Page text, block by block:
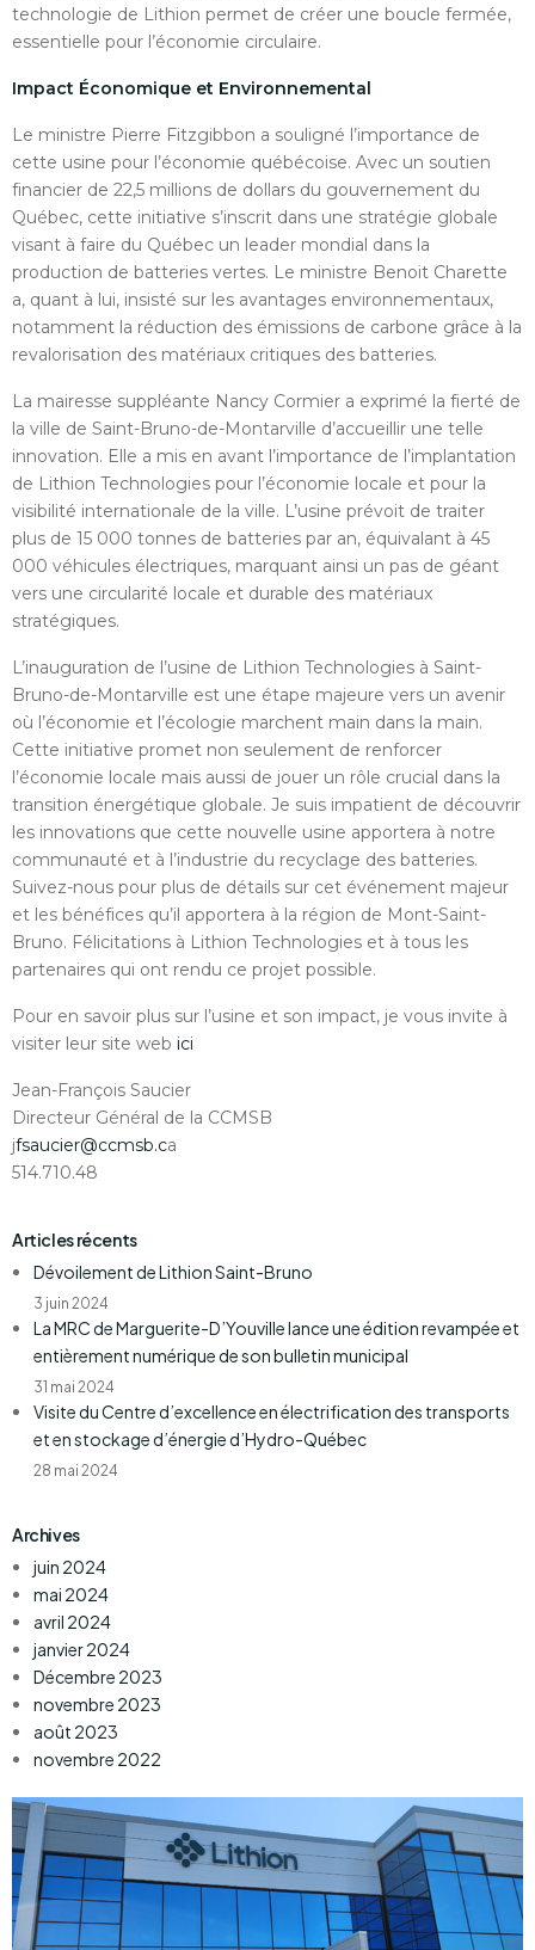
technologie de Lithion permet de créer une boucle fermée,
essentielle pour l’économie circulaire.
Impact Économique et Environnemental
Le ministre Pierre Fitzgibbon a souligné l’importance de
cette usine pour l’économie québécoise. Avec un soutien
financier de 22,5 millions de dollars du gouvernement du
Québec, cette initiative s’inscrit dans une stratégie globale
visant à faire du Québec un leader mondial dans la
production de batteries vertes. Le ministre Benoit Charette
a, quant à lui, insisté sur les avantages environnementaux,
notamment la réduction des émissions de carbone grâce à la
revalorisation des matériaux critiques des batteries.
La mairesse suppléante Nancy Cormier a exprimé la fierté de
la ville de Saint-Bruno-de-Montarville d’accueillir une telle
innovation. Elle a mis en avant l’importance de l’implantation
de Lithion Technologies pour l’économie locale et pour la
visibilité internationale de la ville. L’usine prévoit de traiter
plus de 15 000 tonnes de batteries par an, équivalant à 45
000 véhicules électriques, marquant ainsi un pas de géant
vers une circularité locale et durable des matériaux
stratégiques.
L’inauguration de l’usine de Lithion Technologies à Saint-
Bruno-de-Montarville est une étape majeure vers un avenir
où l’économie et l’écologie marchent main dans la main.
Cette initiative promet non seulement de renforcer
l’économie locale mais aussi de jouer un rôle crucial dans la
transition énergétique globale. Je suis impatient de découvrir
les innovations que cette nouvelle usine apportera à notre
communauté et à l’industrie du recyclage des batteries.
Suivez-nous pour plus de détails sur cet événement majeur
et les bénéfices qu’il apportera à la région de Mont-Saint-
Bruno. Félicitations à Lithion Technologies et à tous les
partenaires qui ont rendu ce projet possible.
Pour en savoir plus sur l’usine et son impact, je vous invite à
visiter leur site web ici
Jean-François Saucier
Directeur Général de la CCMSB
jfsaucier@ccmsb.ca
514.710.48
Articles récents
Dévoilement de Lithion Saint-Bruno
3 juin 2024
La MRC de Marguerite-D’Youville lance une édition revampée et
entièrement numérique de son bulletin municipal
31 mai 2024
Visite du Centre d’excellence en électrification des transports
et en stockage d’énergie d’Hydro-Québec
28 mai 2024
Archives
juin 2024
mai 2024
avril 2024
janvier 2024
Décembre 2023
novembre 2023
août 2023
novembre 2022